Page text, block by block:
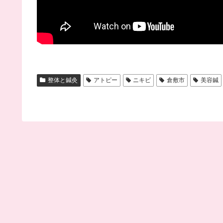
整体と鍼灸 アトピー ニキビ 倉敷市 美容鍼